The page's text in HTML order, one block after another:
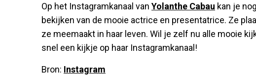
Op het Instagramkanaal van Yolanthe Cabau kan je
bekijken van de mooie actrice en presentatrice. Ze
ze meemaakt in haar leven. Wil je zelf nu alle mooie
snel een kijkje op haar Instagramkanaal!
Bron: Instagram